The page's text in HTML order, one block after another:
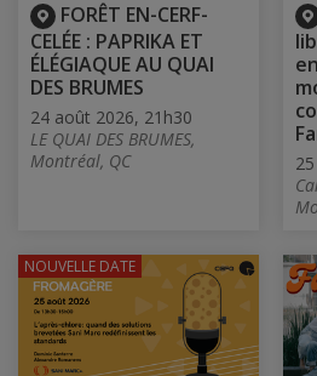
FORÊT EN-CERF-
CELÉE : PAPRIKA ET
ÉLÉGIAQUE AU QUAI
DES BRUMES
24 août 2026, 21h30
LE QUAI DES BRUMES,
Montréal, QC
NOUVELLE DATE